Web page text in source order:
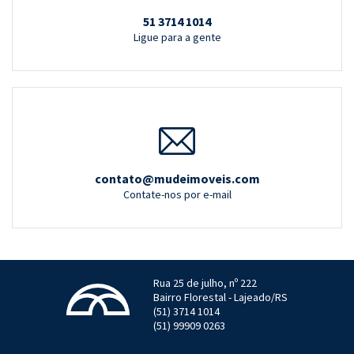
51 3714 1014
Ligue para a gente
contato@mudeimoveis.com
Contate-nos por e-mail
Rua 25 de julho, nº 222
Bairro Florestal - Lajeado/RS
(51) 3714 1014
(51) 99909 0263